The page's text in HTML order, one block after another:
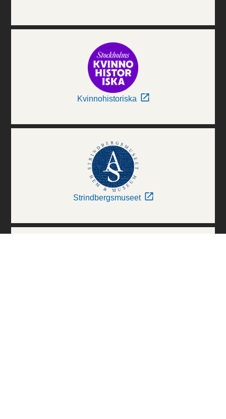
Kvinnohistoriska
Strindbergsmuseet